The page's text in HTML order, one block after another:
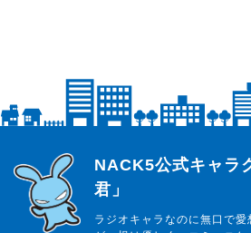
らじっと君
NACK5公式キャラ
君」
ラジオキャラなのに無口で